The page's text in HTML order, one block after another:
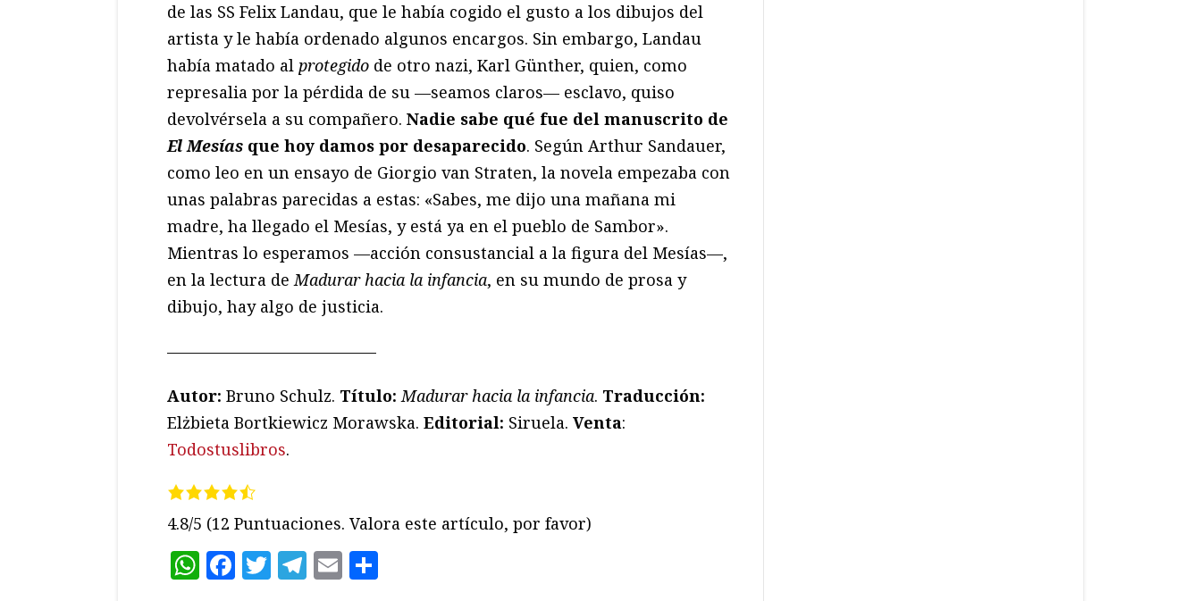
de las SS Felix Landau, que le había cogido el gusto a los dibujos del
artista y le había ordenado algunos encargos. Sin embargo, Landau
había matado al protegido de otro nazi, Karl Günther, quien, como
represalia por la pérdida de su —seamos claros— esclavo, quiso
devolvérsela a su compañero. Nadie sabe qué fue del manuscrito de
El Mesías que hoy damos por desaparecido. Según Arthur Sandauer,
como leo en un ensayo de Giorgio van Straten, la novela empezaba con
unas palabras parecidas a estas: «Sabes, me dijo una mañana mi
madre, ha llegado el Mesías, y está ya en el pueblo de Sambor».
Mientras lo esperamos —acción consustancial a la figura del Mesías—,
en la lectura deMadurar hacia la infancia, en su mundo de prosa y
dibujo, hay algo de justicia.
—————————————
Autor: Bruno Schulz. Título: Madurar hacia la infancia. Traducción:
Elżbieta Bortkiewicz Morawska. Editorial: Siruela. Venta:
Todostuslibros.
4.8/5 (12 Puntuaciones. Valora este artículo, por favor)
WhatsApp
Facebook
Twitter
Telegram
Email